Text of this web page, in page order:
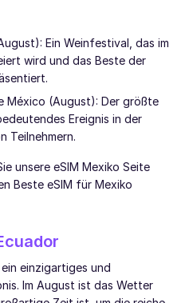
Ein Weinfestival, das im
wird und das Beste der
México (August): Der größte
Ereignis in der
Teilnehmern.
unsere eSIM Mexiko Seite
Beste eSIM für Mexiko
einzigartiges und
Im August ist das Wetter